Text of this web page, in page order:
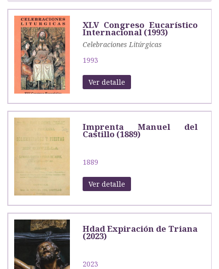
XLV Congreso Eucarístico
Internacional (1993)
Celebraciones Litúrgicas
1993
Ver detalle
Imprenta Manuel del
Castillo (1889)
1889
Ver detalle
Hdad Expiración de Triana
(2023)
2023